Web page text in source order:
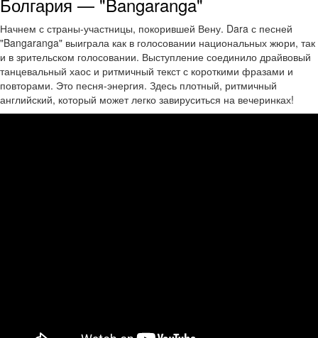
Начнем с страны-участницы, покорившей Вену. Dara с песней
"Bangaranga" выиграла как в голосовании национальных жюри, так
и в зрительском голосовании. Выступление соединило драйвовый
танцевальный хаос и ритмичный текст с короткими фразами и
повторами. Это песня-энергия. Здесь плотный, ритмичный
английский, который может легко завируситься на вечеринках!